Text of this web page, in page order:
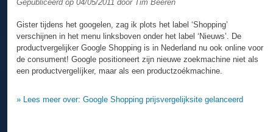
Gepubliceerd op 04/05/2011 door Tim Beeren
Gister tijdens het googelen, zag ik plots het label ‘Shopping’
verschijnen in het menu linksboven onder het label ‘Nieuws’. De
productvergelijker Google Shopping is in Nederland nu ook online voor
de consument! Google positioneert zijn nieuwe zoekmachine niet als
een productvergelíjker, maar als een productzoékmachine.
» Lees meer over: Google Shopping prijsvergelijksite gelanceerd